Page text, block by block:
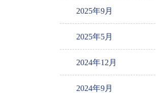
2025年9月
2025年5月
2024年12月
2024年9月